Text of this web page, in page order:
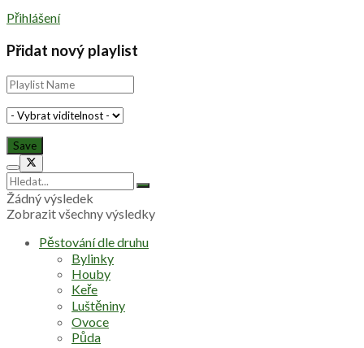
Přihlášení
Přidat nový playlist
Žádný výsledek
Zobrazit všechny výsledky
Pěstování dle druhu
Bylinky
Houby
Keře
Luštěniny
Ovoce
Půda